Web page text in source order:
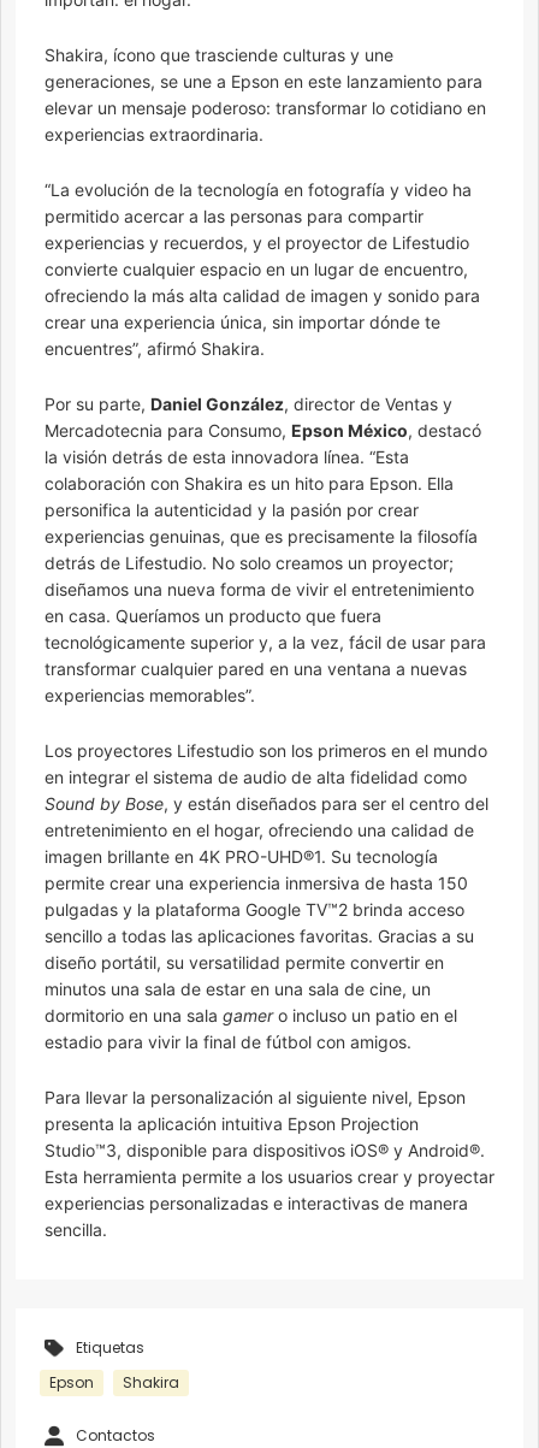
Shakira, ícono que trasciende culturas y une
generaciones, se une a Epson en este lanzamiento para
elevar un mensaje poderoso: transformar lo cotidiano en
experiencias extraordinaria.
“La evolución de la tecnología en fotografía y video ha
permitido acercar a las personas para compartir
experiencias y recuerdos, y el proyector de Lifestudio
convierte cualquier espacio en un lugar de encuentro,
ofreciendo la más alta calidad de imagen y sonido para
crear una experiencia única, sin importar dónde te
encuentres”, afirmó Shakira.
Por su parte, Daniel González, director de Ventas y
Mercadotecnia para Consumo, Epson México, destacó
la visión detrás de esta innovadora línea. “Esta
colaboración con Shakira es un hito para Epson. Ella
personifica la autenticidad y la pasión por crear
experiencias genuinas, que es precisamente la filosofía
detrás de Lifestudio. No solo creamos un proyector;
diseñamos una nueva forma de vivir el entretenimiento
en casa. Queríamos un producto que fuera
tecnológicamente superior y, a la vez, fácil de usar para
transformar cualquier pared en una ventana a nuevas
experiencias memorables”.
Los proyectores Lifestudio son los primeros en el mundo
en integrar el sistema de audio de alta fidelidad como
Sound by Bose, y están diseñados para ser el centro del
entretenimiento en el hogar, ofreciendo una calidad de
imagen brillante en 4K PRO-UHD®1. Su tecnología
permite crear una experiencia inmersiva de hasta 150
pulgadas y la plataforma Google TV™2 brinda acceso
sencillo a todas las aplicaciones favoritas. Gracias a su
diseño portátil, su versatilidad permite convertir en
minutos una sala de estar en una sala de cine, un
dormitorio en una sala gamero incluso un patio en el
estadio para vivir la final de fútbol con amigos.
Para llevar la personalización al siguiente nivel, Epson
presenta la aplicación intuitiva Epson Projection
Studio™3, disponible para dispositivos iOS® y Android®.
Esta herramienta permite a los usuarios crear y proyectar
experiencias personalizadas e interactivas de manera
sencilla.
Etiquetas
Epson
Shakira
Contactos